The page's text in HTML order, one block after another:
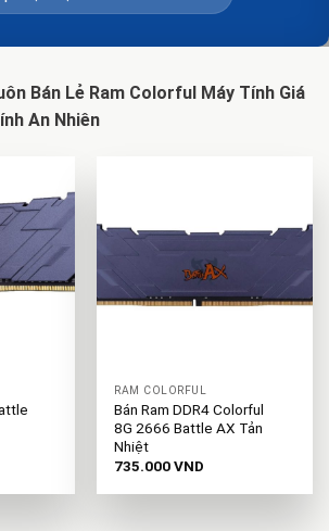
Bán Lẻ Ram Colorful Máy Tính Giá
An Nhiên
RAM COLORFUL
Bán Ram DDR4 Colorful
8G 2666 Battle AX Tản
Nhiệt
735.000VND